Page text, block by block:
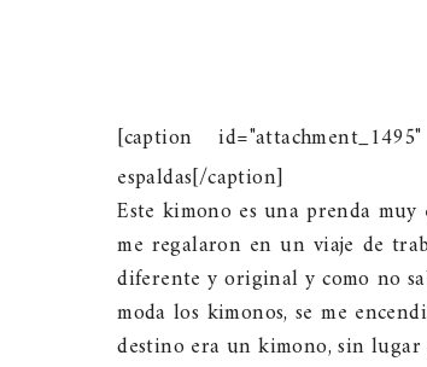
[caption
espaldas[/caption]
Este kimono es una prenda muy
me regalaron en un viaje de
diferente y original y como no
moda los kimonos, se me
destino era un kimono, sin lugar